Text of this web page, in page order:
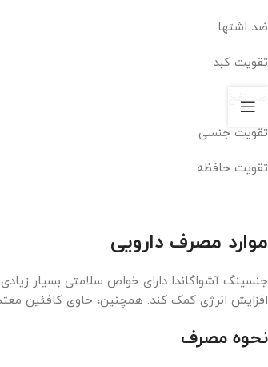
ضد اشتها
تقویت کبد
ضد نفخ
تقویت جنسی
تقویت حافظه
موارد مصرف دارویی
جنسینگ آشواگاندا دارای خواص سلامتی بسیار
افزایش انرژی کمک کند. همچنین، حاوی کافئین
نحوه مصرف